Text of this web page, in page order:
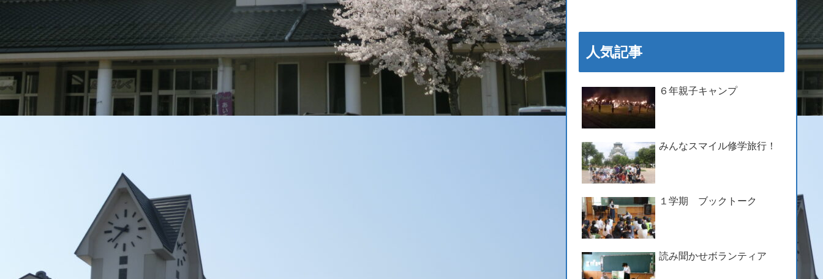
人気記事
６年親子キャンプ
みんなスマイル修学旅行！
１学期 ブックトーク
読み聞かせボランティア